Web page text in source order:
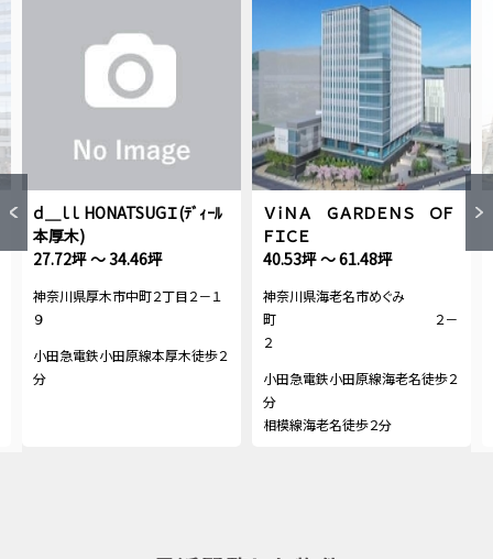
ｄ＿ｌｌ HONATSUGＩ(ﾃﾞｨｰﾙ
本厚木)
27.72坪 ～ 34.46坪
神奈川県厚木市中町２丁目２－１
９
小田急電鉄小田原線本厚木徒歩２
分
ＶｉＮＡ ＧＡＲＤＥＮＳ ＯＦ
ＦＩＣＥ
40.53坪 ～ 61.48坪
神奈川県海老名市めぐみ
町 ２－
２
小田急電鉄小田原線海老名徒歩２
分
相模線海老名徒歩２分